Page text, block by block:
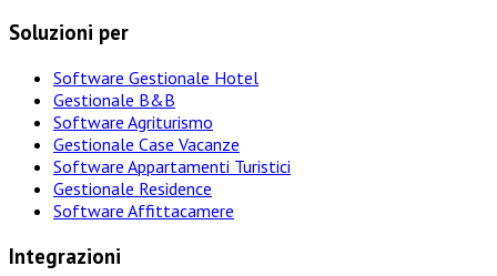
Soluzioni per
Software Gestionale Hotel
Gestionale B&B
Software Agriturismo
Gestionale Case Vacanze
Software Appartamenti Turistici
Gestionale Residence
Software Affittacamere
Integrazioni